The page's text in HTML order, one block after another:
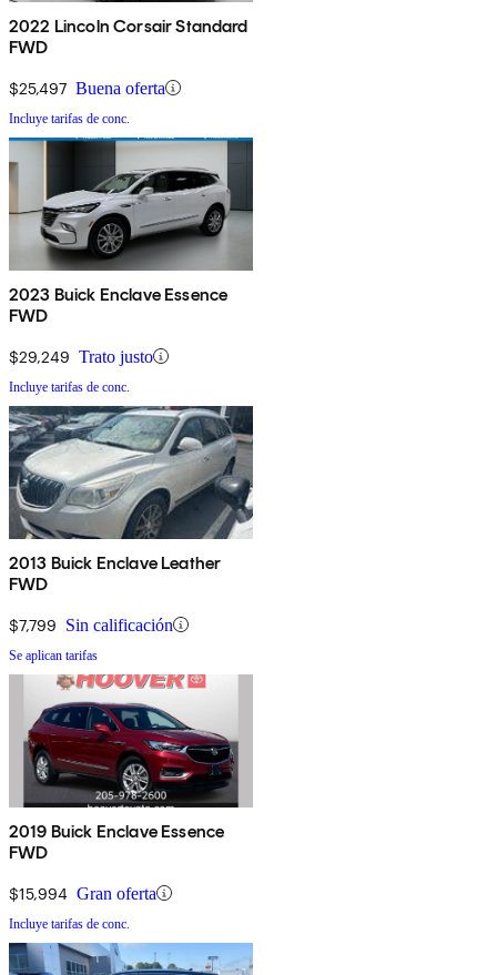
2022 Lincoln Corsair Standard
FWD
$25,497 Buena oferta
Incluye tarifas de conc.
2023 Buick Enclave Essence
FWD
$29,249 Trato justo
Incluye tarifas de conc.
2013 Buick Enclave Leather
FWD
$7,799 Sin calificación
Se aplican tarifas
2019 Buick Enclave Essence
FWD
$15,994 Gran oferta
Incluye tarifas de conc.